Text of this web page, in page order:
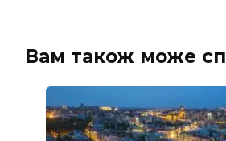
Вам також може